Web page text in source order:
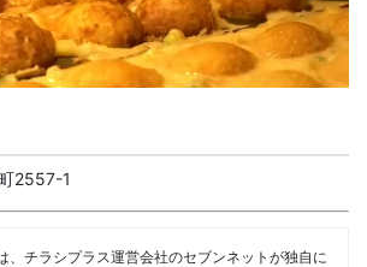
2557-1
、チラシプラス運営会社のセブンネットが独自に